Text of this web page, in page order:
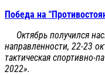
Победа на
Октябрь получился
направленности, 22-23
тактическая спортивно-
2022».